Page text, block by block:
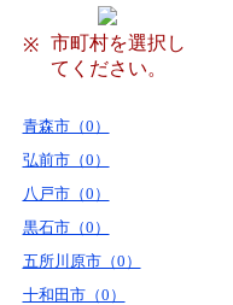
※
市町村を選択し
てください。
青森市（0）
弘前市（0）
八戸市（0）
黒石市（0）
五所川原市（0）
十和田市（0）